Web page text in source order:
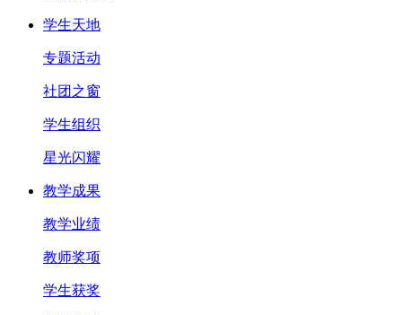
学生天地
专题活动
社团之窗
学生组织
星光闪耀
教学成果
教学业绩
教师奖项
学生获奖